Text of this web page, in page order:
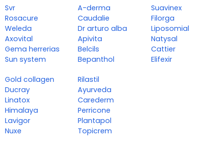
Svr
Rosacure
Weleda
Axovital
Gema herrerias
Sun system
A-derma
Caudalie
Dr arturo alba
Apivita
Belcils
Bepanthol
Suavinex
Filorga
Liposomial
Natysal
Cattier
Elifexir
Gold collagen
Ducray
Linatox
Himalaya
Lavigor
Nuxe
Rilastil
Ayurveda
Carederm
Perricone
Plantapol
Topicrem